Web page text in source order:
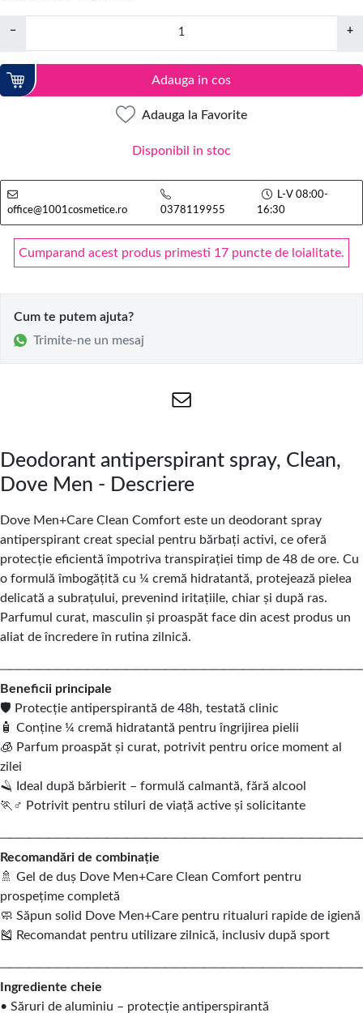
− +
Adauga in cos
Adauga la Favorite
Disponibil in stoc
office@1001cosmetice.ro 0378119955
L-V 08:00-
16:30
Cumparand acest produs primesti 17 puncte de loialitate.
Cum te putem ajuta?
Trimite-ne un mesaj
Deodorant antiperspirant spray, Clean,
Dove Men - Descriere
Dove Men+Care Clean Comfort este un deodorant spray
antiperspirant creat special pentru bărbați activi, ce oferă
protecție eficientă împotriva transpirației timp de 48 de ore. Cu
o formulă îmbogățită cu ¼ cremă hidratantă, protejează pielea
delicată a subrațului, prevenind iritațiile, chiar și după ras.
Parfumul curat, masculin și proaspăt face din acest produs un
aliat de încredere în rutina zilnică.
Beneficii principale
🛡️ Protecție antiperspirantă de 48h, testată clinic
🧴 Conține ¼ cremă hidratantă pentru îngrijirea pielii
🧊 Parfum proaspăt și curat, potrivit pentru orice moment al
zilei
🪒 Ideal după bărbierit – formulă calmantă, fără alcool
🏃♂️ Potrivit pentru stiluri de viață active și solicitante
Recomandări de combinație
🚿 Gel de duș Dove Men+Care Clean Comfort pentru
prospețime completă
🧼 Săpun solid Dove Men+Care pentru ritualuri rapide de igienă
🎽 Recomandat pentru utilizare zilnică, inclusiv după sport
Ingrediente cheie
• Săruri de aluminiu – protecție antiperspirantă